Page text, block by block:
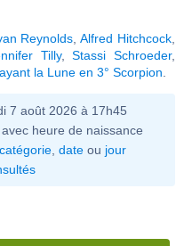
Reynolds ,Alfred Hitchcock
Tilly,Stassi Schroeder,
la Lune en 3° Scorpion
7 août 2026 à 17h45
heure de naissance
catégorie date ou jour